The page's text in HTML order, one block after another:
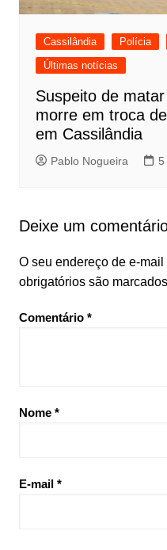
Cassilândia Polícia
Últimas notícias
Suspeito de
morre em troca
em Cassilândia
Pablo Nogueira
Deixe um
O seu endereço de e-
obrigatórios são
Comentário *
Nome *
E-mail *